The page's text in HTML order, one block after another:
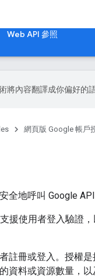
Web API 參照
將內容翻譯成你偏好的
網頁版 Google 帳戶
全地呼叫 Google API
援使用者登入驗證
註冊或登入。授權
資料或資源數量，以